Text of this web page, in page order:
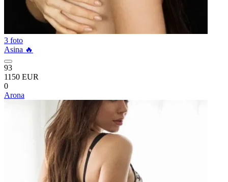
3 foto
Asina 🔥
93
1150 EUR
0
Arona